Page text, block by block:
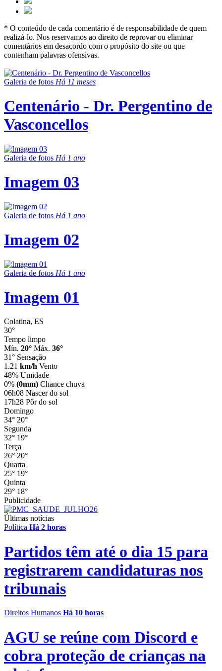
* O conteúdo de cada comentário é de responsabilidade de quem
realizá-lo. Nos reservamos ao direito de reprovar ou eliminar
comentários em desacordo com o propósito do site ou que
contenham palavras ofensivas.
Galeria de fotos Há 11 meses
Centenário - Dr. Pergentino de
Vasconcellos
Galeria de fotos Há 1 ano
Imagem 03
Galeria de fotos Há 1 ano
Imagem 02
Galeria de fotos Há 1 ano
Imagem 01
Colatina, ES
30°
Tempo limpo
Mín. 20° Máx. 36°
31° Sensação
1.21 km/h Vento
48% Umidade
0% (0mm) Chance chuva
06h08 Nascer do sol
17h28 Pôr do sol
Domingo
34° 20°
Segunda
32° 19°
Terça
26° 20°
Quarta
25° 19°
Quinta
29° 18°
Publicidade
Últimas notícias
Política Há 2 horas
Partidos têm até o dia 15 para
registrarem candidaturas nos
tribunais
Direitos Humanos Há 10 horas
AGU se reúne com Discord e
cobra proteção de crianças na